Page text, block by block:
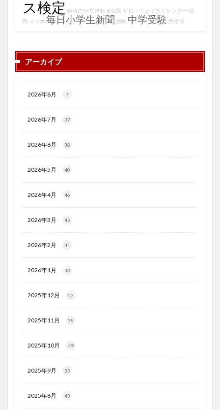
ス検定 勉強の仕方 自転車保険 ゼロ・ウェイストセンター 紙
幣 スマホ 毎日小学生新聞 受験 中学受験 大相撲
アーカイブ
2026年8月 7
2026年7月 37
2026年6月 38
2026年5月 40
2026年4月 46
2026年3月 45
2026年2月 41
2026年1月 43
2025年12月 52
2025年11月 38
2025年10月 49
2025年9月 39
2025年8月 43